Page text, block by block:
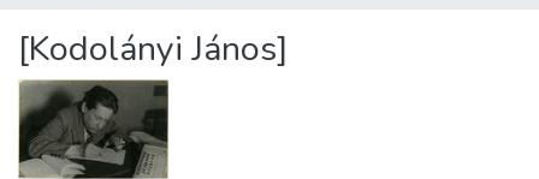
Statistics
About us
[Kodolányi János]